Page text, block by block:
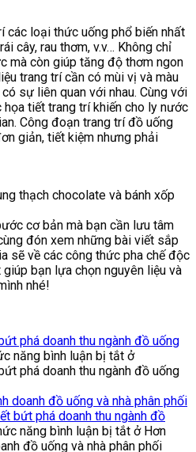
các loại thức uống phổ biến nhất
cây, rau thơm, v.v… Không chỉ
mà còn giúp tăng độ thơm ngon
trang trí cần có mùi vị và màu
sự liên quan với nhau. Cùng với
tiết trang trí khiến cho ly nước
Công đoạn trang trí đồ uống
giản, tiết kiệm nhưng phải
thạch chocolate và bánh xốp
cơ bản mà bạn cần lưu tâm
đón xem những bài viết sắp
sẽ về các công thức pha chế độc
bạn lựa chọn nguyên liệu và
nhé!
phá doanh thu ngành đồ uống
năng bình luận bị tắt ở
phá doanh thu ngành đồ uống
doanh đồ uống và nhà phân phối
bứt phá doanh thu ngành đồ
năng bình luận bị tắt ở Hơn
đồ uống và nhà phân phối